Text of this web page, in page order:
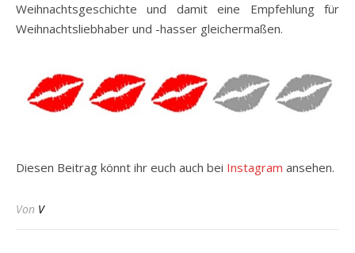
Weihnachtsgeschichte und damit eine Empfehlung für
Weihnachtsliebhaber und -hasser gleichermaßen.
Diesen Beitrag könnt ihr euch auch bei Instagram ansehen.
Von V